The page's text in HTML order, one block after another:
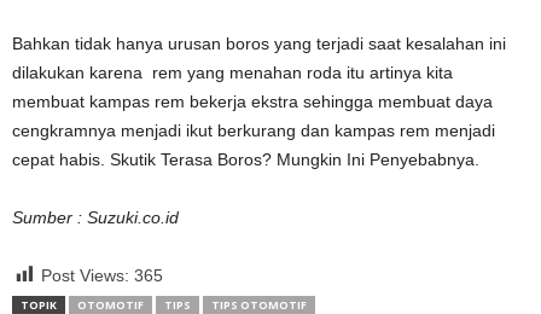
Bahkan tidak hanya urusan boros yang terjadi saat kesalahan ini
dilakukan karena rem yang menahan roda itu artinya kita
membuat kampas rem bekerja ekstra sehingga membuat daya
cengkramnya menjadi ikut berkurang dan kampas rem menjadi
cepat habis. Skutik Terasa Boros? Mungkin Ini Penyebabnya.
Sumber : Suzuki.co.id
Post Views: 365
TOPIK OTOMOTIF TIPS TIPS OTOMOTIF